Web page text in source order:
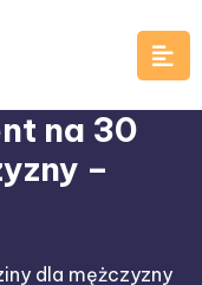
na 30
–
dla mężczyzny